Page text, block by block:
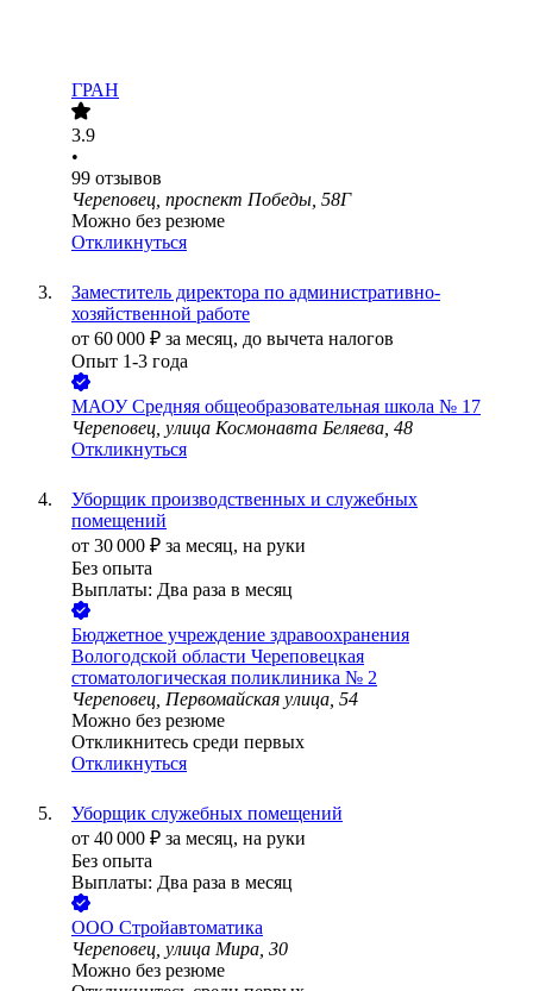
ГРАН
3.9
•
99 отзывов
Череповец, проспект Победы, 58Г
Можно без резюме
Откликнуться
Заместитель директора по административно-
хозяйственной работе
от 60 000 ₽ за месяц, до вычета налогов
Опыт 1-3 года
МАОУ Средняя общеобразовательная школа № 17
Череповец, улица Космонавта Беляева, 48
Откликнуться
Уборщик производственных и служебных
помещений
от 30 000 ₽ за месяц, на руки
Без опыта
Выплаты: Два раза в месяц
Бюджетное учреждение здравоохранения
Вологодской области Череповецкая
стоматологическая поликлиника № 2
Череповец, Первомайская улица, 54
Можно без резюме
Откликнитесь среди первых
Откликнуться
Уборщик служебных помещений
от 40 000 ₽ за месяц, на руки
Без опыта
Выплаты: Два раза в месяц
ООО Стройавтоматика
Череповец, улица Мира, 30
Можно без резюме